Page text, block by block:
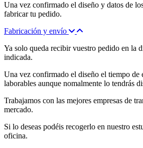
Una vez confirmado el diseño y datos de
fabricar tu pedido.
Fabricación y envío
Ya solo queda recibir vuestro pedido en la
indicada.
Una vez confirmado el diseño el tiempo de
laborables aunque nomalmente lo tendrás
Trabajamos con las mejores empresas de
mercado.
Si lo deseas podéis recogerlo en nuestro
oficina.